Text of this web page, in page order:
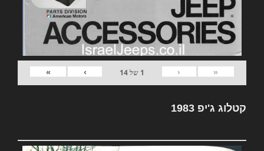
«
‹
1 של14
›
»
קטלוג ג'יפ 1983